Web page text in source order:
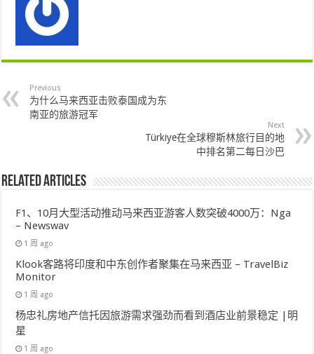
Previous
为什么马来西亚击败泰国成为东
南亚的旅游冠军
Next
Türkiye在全球穆斯林旅行目的地
中排名第二每日沙巴
Related Articles
F1、10月大型活动推动马来西亚游客人数突破4000万：Nga
– Newswav
1 周 ago
Klook客路将印度和中东创作者聚集在马来西亚 – TravelBiz
Monitor
1 周 ago
杨忠礼房地产信托因旅游需求强劲而看到酒店业前景稳定 |明
星
1 周 ago